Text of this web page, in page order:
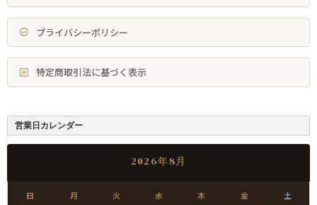
プライバシーポリシー
特定商取引法に基づく表示
営業日カレンダー
2026年8月
日 月 火 水 木 金 土